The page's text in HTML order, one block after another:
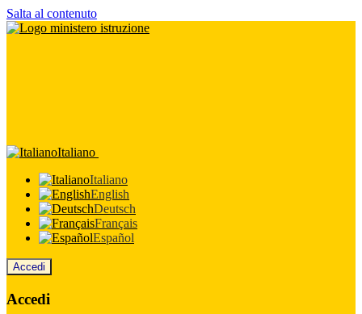
Salta al contenuto
Italiano
Italiano
English
Deutsch
Français
Español
Accedi
Accedi